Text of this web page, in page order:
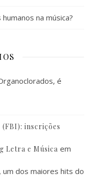
na música?
é
(FBI): inscrições
Letra e Música em
um dos maiores hits do